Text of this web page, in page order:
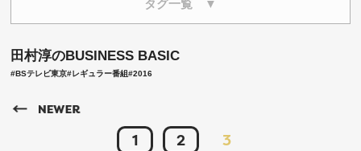
田村淳のBUSINESS BASIC
#BSテレビ東京#レギュラー番組#2016
1 2 3